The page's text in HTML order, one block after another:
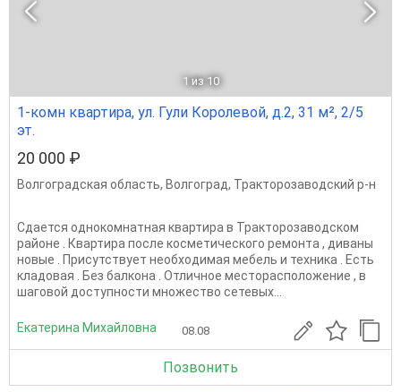
1 из 10
1-комн квартира, ул. Гули Королевой, д.2, 31 м², 2/5
эт.
20 000 ₽
Волгоградская область, Волгоград, Тракторозаводский р-н
Сдается однокомнатная квартира в Тракторозаводском
районе . Квартира после косметического ремонта , диваны
новые . Присутствует необходимая мебель и техника . Есть
кладовая . Без балкона . Отличное месторасположение , в
шаговой доступности множество сетевых...
Екатерина Михайловна 08.08
Позвонить